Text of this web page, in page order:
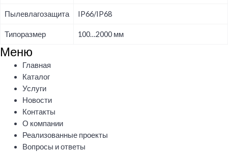
Пылевлагозащита IP66/IP68
Типоразмер 100…2000 мм
Меню
Меню
Главная
Каталог
Услуги
Новости
Контакты
О компании
Реализованные проекты
Вопросы и ответы